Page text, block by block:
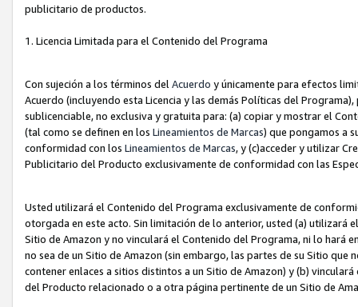
publicitario de productos.
1. Licencia Limitada para el Contenido del Programa
Con sujeción a los términos del Acuerdo y únicamente para efectos
Acuerdo (incluyendo esta Licencia y las demás Políticas del
sublicenciable, no exclusiva y gratuita para: (a) copiar y mostrar el
(tal como se definen en los Lineamientos de Marcas) que pongamos a
conformidad con los Lineamientos de Marcas, y (c)acceder y utilizar
Publicitario del Producto exclusivamente de conformidad con las
Usted utilizará el Contenido del Programa exclusivamente de
otorgada en este acto. Sin limitación de lo anterior, usted (a) utilizará
Sitio de Amazon y no vinculará el Contenido del Programa, ni lo hará
no sea de un Sitio de Amazon (sin embargo, las partes de su Sitio
contener enlaces a sitios distintos a un Sitio de Amazon) y (b)
del Producto relacionado o a otra página pertinente de un Sitio de